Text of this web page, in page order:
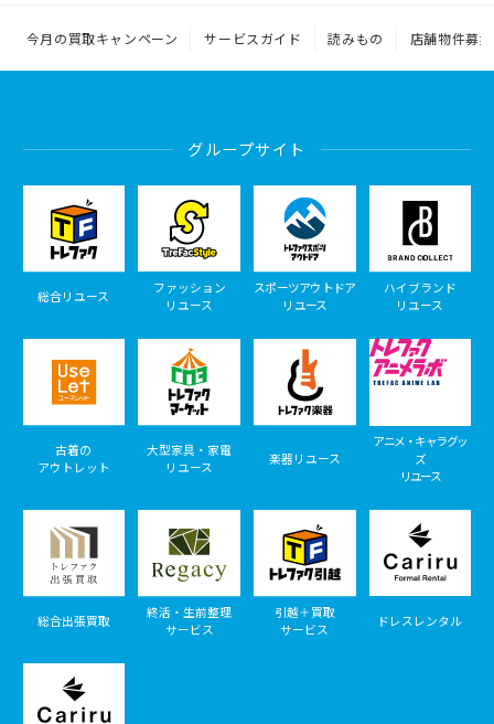
今月の買取キャンペーン サービスガイド 読みもの 店舗物件募集
グループサイト
総合リユース
ファッション
リユース
スポーツアウトドア
リユース
ハイブランド
リユース
古着の
アウトレット
大型家具・家電
リユース
楽器リユース
アニメ・キャラグッ
ズ
リユース
総合出張買取
終活・生前整理
サービス
引越＋買取
サービス
ドレスレンタル